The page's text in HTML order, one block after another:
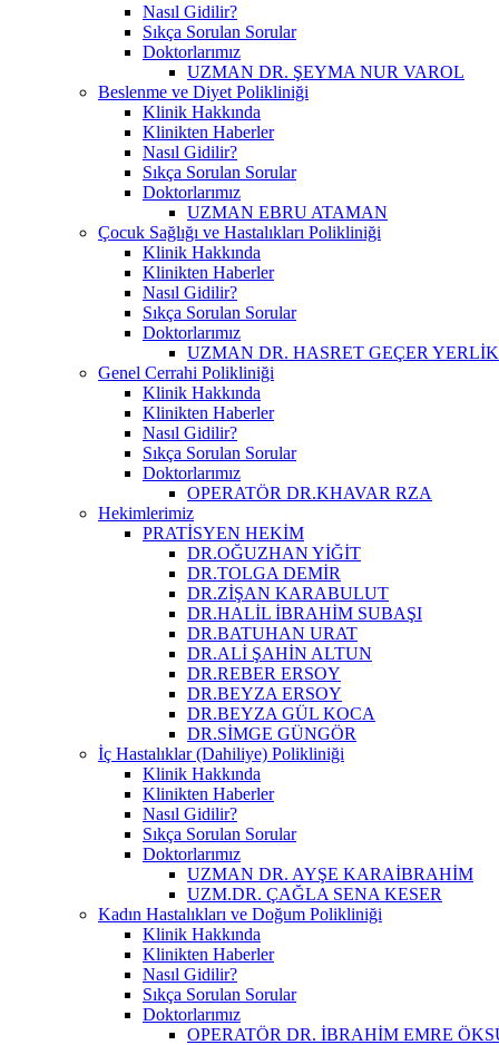
Nasıl Gidilir?
Sıkça Sorulan Sorular
Doktorlarımız
UZMAN DR. ŞEYMA NUR VAROL
Beslenme ve Diyet Polikliniği
Klinik Hakkında
Klinikten Haberler
Nasıl Gidilir?
Sıkça Sorulan Sorular
Doktorlarımız
UZMAN EBRU ATAMAN
Çocuk Sağlığı ve Hastalıkları Polikliniği
Klinik Hakkında
Klinikten Haberler
Nasıl Gidilir?
Sıkça Sorulan Sorular
Doktorlarımız
UZMAN DR. HASRET GEÇER
Genel Cerrahi Polikliniği
Klinik Hakkında
Klinikten Haberler
Nasıl Gidilir?
Sıkça Sorulan Sorular
Doktorlarımız
OPERATÖR DR.KHAVAR RZA
Hekimlerimiz
PRATİSYEN HEKİM
DR.OĞUZHAN YİĞİT
DR.TOLGA DEMİR
DR.ZİŞAN KARABULUT
DR.HALİL İBRAHİM SUBAŞI
DR.BATUHAN URAT
DR.ALİ ŞAHİN ALTUN
DR.REBER ERSOY
DR.BEYZA ERSOY
DR.BEYZA GÜL KOCA
DR.SİMGE GÜNGÖR
İç Hastalıklar (Dahiliye) Polikliniği
Klinik Hakkında
Klinikten Haberler
Nasıl Gidilir?
Sıkça Sorulan Sorular
Doktorlarımız
UZMAN DR. AYŞE KARAİBRAHİM
UZM.DR. ÇAĞLA SENA KESER
Kadın Hastalıkları ve Doğum Polikliniği
Klinik Hakkında
Klinikten Haberler
Nasıl Gidilir?
Sıkça Sorulan Sorular
Doktorlarımız
OPERATÖR DR. İBRAHİM EMRE